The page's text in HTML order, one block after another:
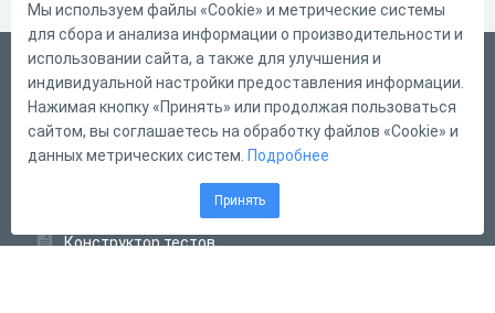
Русский
Справка
Форма обратной связи
Конструктор тестов
Мы используем файлы «Cookie» и метрические системы
для сбора и анализа информации о производительности и
использовании сайта, а также для улучшения и
индивидуальной настройки предоставления информации.
Нажимая кнопку «Принять» или продолжая пользоваться
сайтом, вы соглашаетесь на обработку файлов «Cookie» и
данных метрических систем. Подробнее
Принять